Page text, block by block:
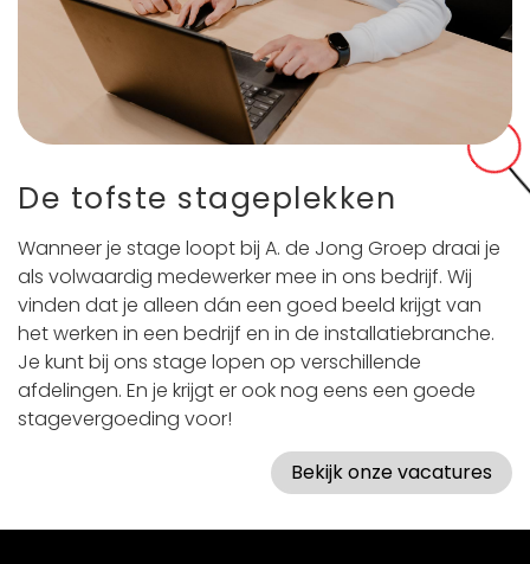
De tofste stageplekken
Wanneer je stage loopt bij A. de Jong Groep draai je
als volwaardig medewerker mee in ons bedrijf. Wij
vinden dat je alleen dán een goed beeld krijgt van
het werken in een bedrijf en in de installatiebranche.
Je kunt bij ons stage lopen op verschillende
afdelingen. En je krijgt er ook nog eens een goede
stagevergoeding voor!
Bekijk onze vacatures